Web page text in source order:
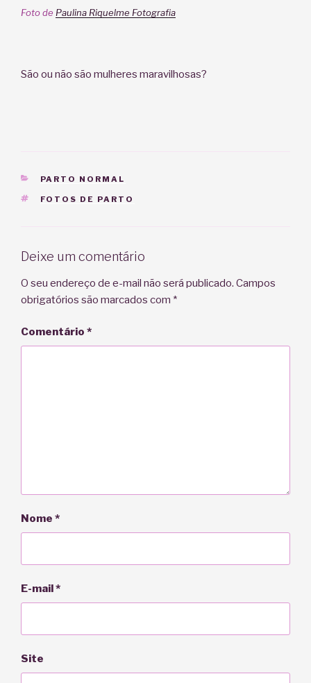
Foto de Paulina Riquelme Fotografia
São ou não são mulheres maravilhosas?
CATEGORIAS
PARTO NORMAL
TAGS
FOTOS DE PARTO
Deixe um comentário
O seu endereço de e-mail não será publicado. Campos
obrigatórios são marcados com *
Comentário *
Nome *
E-mail *
Site